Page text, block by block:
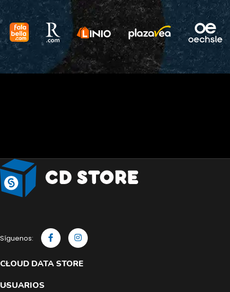
Síguenos:
CLOUD DATA STORE
USUARIOS